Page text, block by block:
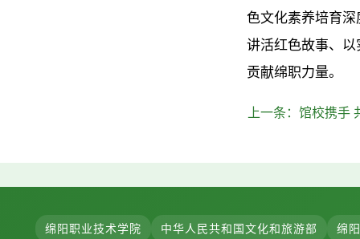
色文化素养培育
讲活红色故事、
贡献绵职力量。
上一条： 馆校携手
绵阳职业技术学院 中华人民共和国文化和旅游部 绵